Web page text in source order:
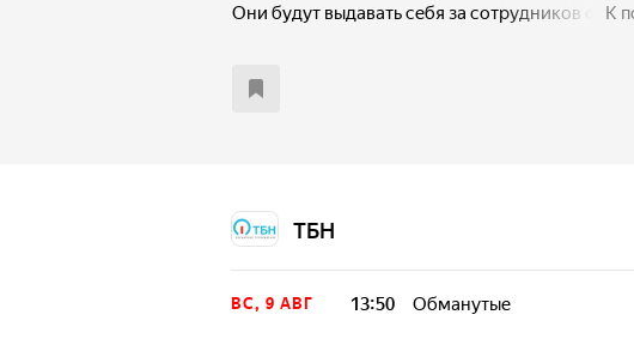
Они будут выдавать себя за сотрудников
возникает конфликт, он убивает обоих,
К
ТБН
ВС, 9 АВГ 13:50 Обманутые